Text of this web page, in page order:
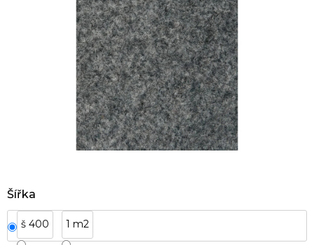
Šířka
š 400 1 m2